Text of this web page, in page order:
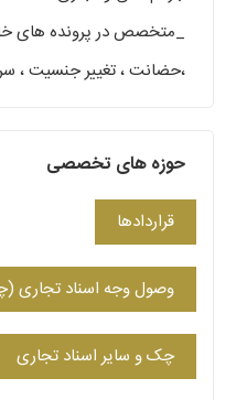
_متخصص در پرونده های
،حضانت ، تغییر جنسیت ،
حوزه های تخصصی
قراردادها
وصول وجه اسناد تجاری
چک و سایر اسناد تجاری